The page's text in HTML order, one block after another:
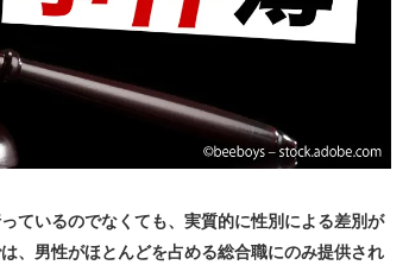
ているのでなくても、実質的に性別による差別が
、男性がほとんどを占める総合職にのみ提供され